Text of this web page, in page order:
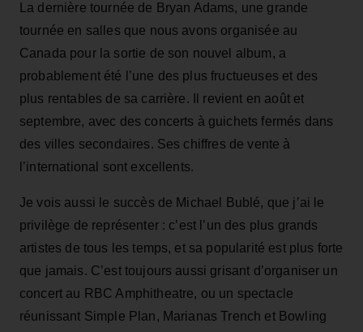
La dernière tournée de Bryan Adams, une grande
tournée en salles que nous avons organisée au
Canada pour la sortie de son nouvel album, a
probablement été l’une des plus fructueuses et des
plus rentables de sa carrière. Il revient en août et
septembre, avec des concerts à guichets fermés dans
des villes secondaires. Ses chiffres de vente à
l’international sont excellents.
Je vois aussi le succès de Michael Bublé, que j’ai le
privilège de représenter : c’est l’un des plus grands
artistes de tous les temps, et sa popularité est plus forte
que jamais. C’est toujours aussi grisant d’organiser un
concert au RBC Amphitheatre, ou un spectacle
réunissant Simple Plan, Marianas Trench et Bowling